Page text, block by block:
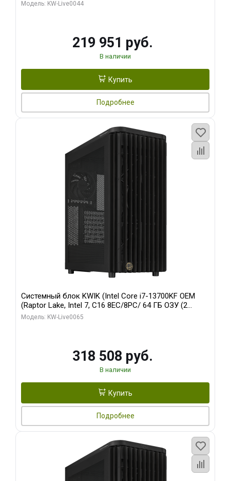
Модель: KW-Live0044
219 951 руб.
В наличии
Купить
Подробнее
Системный блок KWIK (Intel Core i7-13700KF OEM
(Raptor Lake, Intel 7, C16 8EC/8PC/ 64 ГБ ОЗУ (2
модуля)/ ASUS RTX5080 PROART OC 16GB GDDR7
Модель: KW-Live0065
318 508 руб.
В наличии
Купить
Подробнее